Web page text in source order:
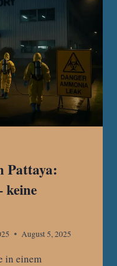
Pattaya:
keine
August 5, 2025
in einem